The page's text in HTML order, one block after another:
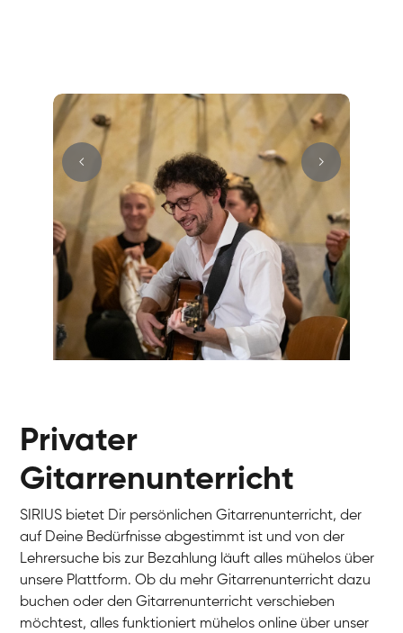
Gitarre
Sandra
E-Gitarre
Privater
Gitarrenunterricht
SIRIUS bietet Dir persönlichen Gitarrenunterricht, der
auf Deine Bedürfnisse abgestimmt ist und von der
Lehrersuche bis zur Bezahlung läuft alles mühelos über
unsere Plattform. Ob du mehr Gitarrenunterricht dazu
buchen oder den Gitarrenunterricht verschieben
möchtest, alles funktioniert mühelos online über unser